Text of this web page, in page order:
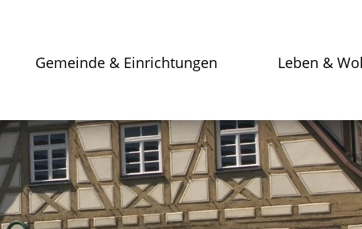
Gemeinde & Einrichtungen Leben &